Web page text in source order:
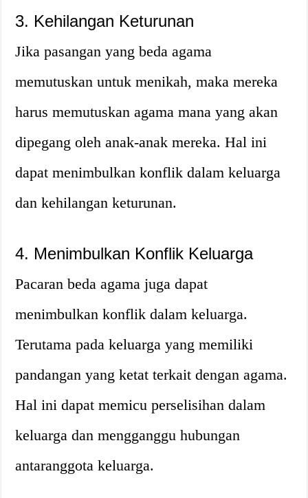
3. Kehilangan Keturunan
Jika pasangan yang beda agama
memutuskan untuk menikah, maka mereka
harus memutuskan agama mana yang akan
dipegang oleh anak-anak mereka. Hal ini
dapat menimbulkan konflik dalam keluarga
dan kehilangan keturunan.
4. Menimbulkan Konflik Keluarga
Pacaran beda agama juga dapat
menimbulkan konflik dalam keluarga.
Terutama pada keluarga yang memiliki
pandangan yang ketat terkait dengan agama.
Hal ini dapat memicu perselisihan dalam
keluarga dan mengganggu hubungan
antaranggota keluarga.